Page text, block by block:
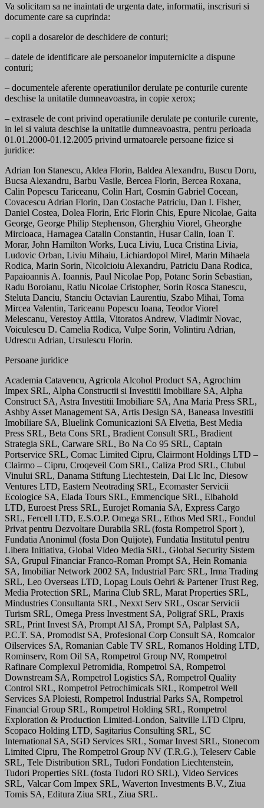
Va solicitam sa ne inaintati de urgenta date, informatii, inscrisuri si
documente care sa cuprinda:
– copii a dosarelor de deschidere de conturi;
– datele de identificare ale persoanelor imputernicite a dispune
conturi;
– documentele aferente operatiunilor derulate pe conturile curente
deschise la unitatile dumneavoastra, in copie xerox;
– extrasele de cont privind operatiunile derulate pe conturile curente,
in lei si valuta deschise la unitatile dumneavoastra, pentru perioada
01.01.2000-01.12.2005 privind urmatoarele persoane fizice si
juridice:
Adrian Ion Stanescu, Aldea Florin, Baldea Alexandru, Buscu Doru,
Bucsa Alexandru, Barbu Vasile, Bercea Florin, Bercea Roxana,
Calin Popescu Tariceanu, Colin Hart, Cosmin Gabriel Cocean,
Covacescu Adrian Florin, Dan Costache Patriciu, Dan I. Fisher,
Daniel Costea, Dolea Florin, Eric Florin Chis, Epure Nicolae, Gaita
George, George Philip Stephenson, Gherghiu Viorel, Gheorghe
Mircioaca, Harnagea Catalin Constantin, Husar Calin, Ioan T.
Morar, John Hamilton Works, Luca Liviu, Luca Cristina Livia,
Ludovic Orban, Liviu Mihaiu, Lichiardopol Mirel, Marin Mihaela
Rodica, Marin Sorin, Nicolcioiu Alexandru, Patriciu Dana Rodica,
Papaioannis A. Ioannis, Paul Nicolae Pop, Potanc Sorin Sebastian,
Radu Boroianu, Ratiu Nicolae Cristopher, Sorin Rosca Stanescu,
Steluta Danciu, Stanciu Octavian Laurentiu, Szabo Mihai, Toma
Mircea Valentin, Tariceanu Popescu Ioana, Teodor Viorel
Melescanu, Verestoy Attila, Vitoratos Andrew, Vladimir Novac,
Voiculescu D. Camelia Rodica, Vulpe Sorin, Volintiru Adrian,
Udrescu Adrian, Ursulescu Florin.
Persoane juridice
Academia Catavencu, Agricola Alcohol Product SA, Agrochim
Impex SRL, Alpha Constructii si Investitii Imobiliare SA, Alpha
Construct SA, Astra Investitii Imobiliare SA, Ana Maria Press SRL,
Ashby Asset Management SA, Artis Design SA, Baneasa Investitii
Imobiliare SA, Bluelink Comunicazioni SA Elvetia, Best Media
Press SRL, Beta Cons SRL, Bradient Consult SRL, Bradient
Strategia SRL, Carware SRL, Bo Na Co 95 SRL, Captain
Portservice SRL, Comac Limited Cipru, Clairmont Holdings LTD –
Clairmo – Cipru, Croqeveil Com SRL, Caliza Prod SRL, Clubul
Vinului SRL, Danama Stiftung Liechtestein, Dai Llc Inc, Diesow
Ventures LTD, Eastern Neotrading SRL, Ecomaster Servicii
Ecologice SA, Elada Tours SRL, Emmencique SRL, Elbahold
LTD, Euroest Press SRL, Eurojet Romania SA, Express Cargo
SRL, Fercell LTD, E.S.O.P. Omega SRL, Ethos Med SRL, Fondul
Privat pentru Dezvoltare Durabila SRL (fosta Rompetrol Sport ),
Fundatia Anonimul (fosta Don Quijote), Fundatia Institutul pentru
Libera Initiativa, Global Video Media SRL, Global Security Sistem
SA, Grupul Financiar Franco-Roman Prompt SA, Hein Romania
SA, Imobiliar Network 2002 SA, Industrial Parc SRL, Irma Trading
SRL, Leo Overseas LTD, Lopag Louis Oehri & Partener Trust Reg,
Media Protection SRL, Marina Club SRL, Marat Properties SRL,
Mindustries Consultanta SRL, Nexxt Serv SRL, Oscar Servicii
Turism SRL, Omega Press Investment SA, Poligraf SRL, Praxis
SRL, Print Invest SA, Prompt Al SA, Prompt SA, Palplast SA,
P.C.T. SA, Promodist SA, Profesional Corp Consult SA, Romcalor
Oilservices SA, Romanian Cable TV SRL, Romanos Holding LTD,
Rominserv, Rom Oil SA, Rompetrol Group NV, Rompetrol
Rafinare Complexul Petromidia, Rompetrol SA, Rompetrol
Downstream SA, Rompetrol Logistics SA, Rompetrol Quality
Control SRL, Rompetrol Petrochimicals SRL, Rompetrol Well
Services SA Ploiesti, Rompetrol Industrial Parks SA, Rompetrol
Financial Group SRL, Rompetrol Holding SRL, Rompetrol
Exploration & Production Limited-London, Saltville LTD Cipru,
Scopaco Holding LTD, Sagitarius Consulting SRL, SC
International SA, SGD Services SRL, Somar Invest SRL, Stonecom
Limited Cipru, The Rompetrol Group NV (T.R.G.), Teleserv Cable
SRL, Tele Distribution SRL, Tudori Fondation Liechtenstein,
Tudori Properties SRL (fosta Tudori RO SRL), Video Services
SRL, Valcar Com Impex SRL, Waverton Investments B.V., Ziua
Tomis SA, Editura Ziua SRL, Ziua SRL.